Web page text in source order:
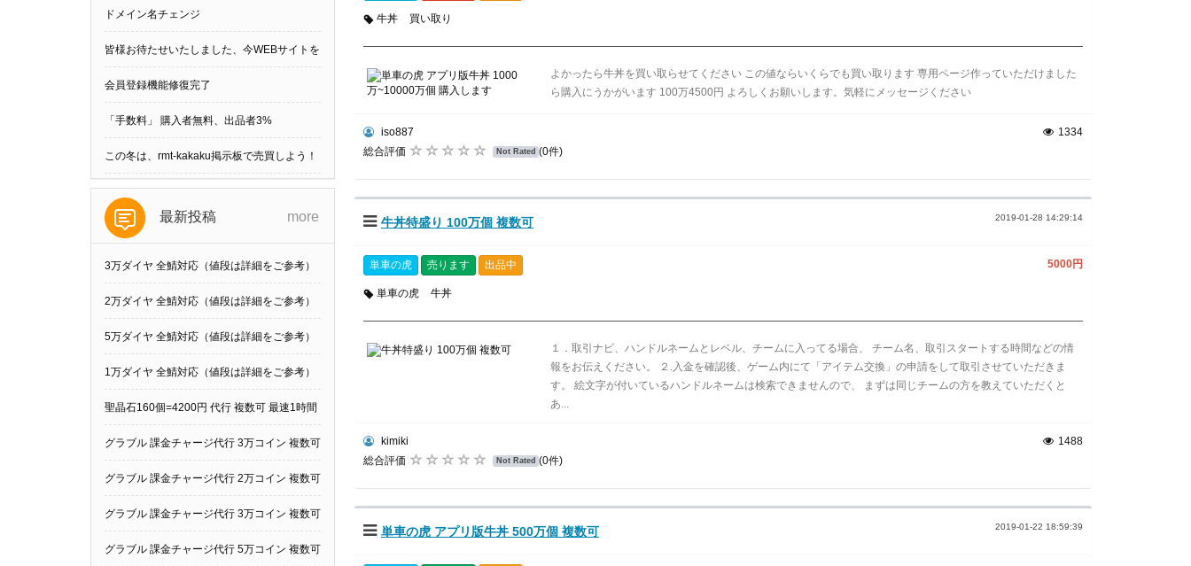
ドメイン名チェンジ
皆様お待たせいたしました、今WEBサイトを
刷新しました。
会員登録機能修復完了
「手数料」 購入者無料、出品者3%
この冬は、rmt-kakaku掲示板で売買しよう！
最新投稿 more
3万ダイヤ 全鯖対応（値段は詳細をご参考）
他の数可
2万ダイヤ 全鯖対応（値段は詳細をご参考）
他の数可
5万ダイヤ 全鯖対応（値段は詳細をご参考）
他の数可
1万ダイヤ 全鯖対応（値段は詳細をご参考）
他の数可
聖晶石160個=4200円 代行 複数可 最速1時間
以内完了
グラブル 課金チャージ代行 3万コイン 複数可
グラブル 課金チャージ代行 2万コイン 複数可
グラブル 課金チャージ代行 3万コイン 複数可
グラブル 課金チャージ代行 5万コイン 複数可
牛丼 買い取り
よかったら牛丼を買い取らせてください この値ならいくらでも買い取ります 専用ページ作っていただけました
ら購入にうかがいます 100万4500円 よろしくお願いします。気軽にメッセージください
iso887
総合評価
Not Rated (0件)
1334
牛丼特盛り 100万個 複数可 2019-01-28 14:29:14
単車の虎 売ります 出品中 5000円
単車の虎 牛丼
１．取引ナビ、ハンドルネームとレベル、チームに入ってる場合、 チーム名、取引スタートする時間などの情
報をお伝えください。 ２.入金を確認後、ゲーム内にて「アイテム交換」の申請をして取引させていただきま
す。 絵文字が付いているハンドルネームは検索できませんので、 まずは同じチームの方を教えていただくと
あ...
kimiki
総合評価
Not Rated (0件)
1488
単車の虎 アプリ版牛丼 500万個 複数可 2019-01-22 18:59:39